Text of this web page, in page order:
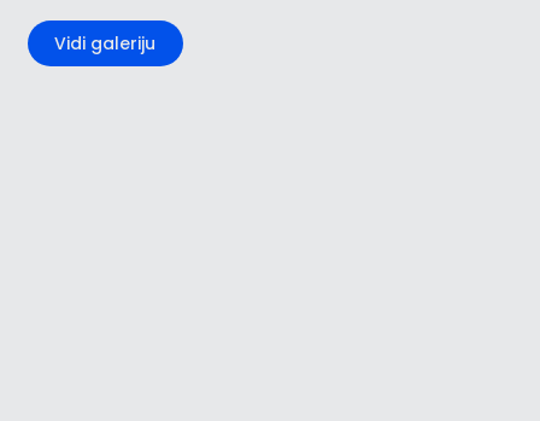
Vidi galeriju